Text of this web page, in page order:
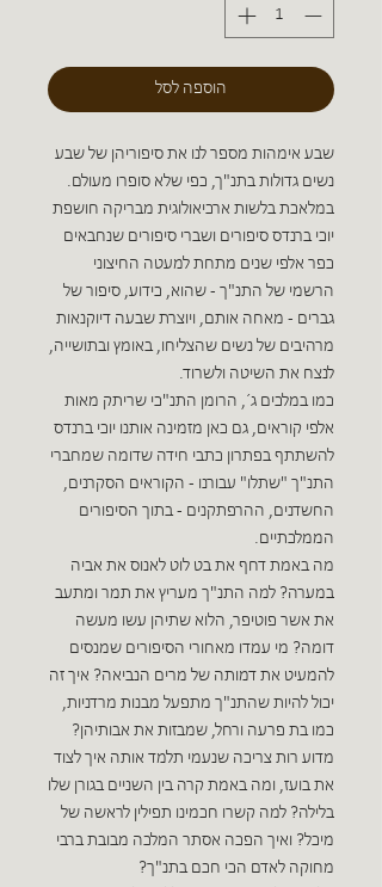
הוספה לסל
שבע אימהות מספר לנו את סיפוריהן של שבע
נשים גדולות בתנ"ך, כפי שלא סופרו מעולם.
במלאכת בלשות ארכיאולוגית מבריקה חושפת
יוכי ברנדס סיפורים ושברי סיפורים שנחבאים
כפר אלפי שנים מתחת למעטה החיצוני
הרשמי של התנ"ך - שהוא, כידוע, סיפור של
גברים - מאחה אותם, ויוצרת שבעה דיוקנאות
מרהיבים של נשים שהצליחו, באומץ ובתושייה,
לנצח את השיטה ולשרוד.
כמו במלכים ג´, הרומן התנ"כי שריתק מאות
אלפי קוראים, גם כאן מזמינה אותנו יוכי ברנדס
להשתתף בפתרון כתבי חידה שדומה שמחברי
התנ"ך "שתלו" עבורנו - הקוראים הסקרנים,
החשדנים, ההרפתקנים - בתוך הסיפורים
הממלכתיים.
מה באמת דחף את בט לוט לאנוס את אביה
במערה? למה התנ"ך מעריץ את תמר ומתעב
את אשר פוטיפר, הלוא שתיהן עשו מעשה
דומה? מי עמדו מאחורי הסיפורים שמנסים
להמעיט את דמותה של מרים הנביאה? איך זה
יכול להיות שהתנ"ך מתפעל מבנות מרדניות,
כמו בת פרעה ורחל, שמבזות את אבותיהן?
מדוע רות צריכה שנעמי תלמד אותה איך לצוד
את בועז, ומה באמת קרה בין השניים בגורן שלו
בלילה? למה קשרו חכמינו תפילין לראשה של
מיכל? ואיך הפכה אסתר המלכה מבובת ברבי
מחוקה לאדם הכי חכם בתנ"ך?